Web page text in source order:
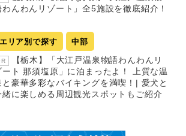
わんわんリゾート」全5施設を徹底紹介！
エリア別で探す 中部
【栃木】「大江戸温泉物語わんわんリ
ート 那須塩原」に泊まったよ！ 上質な温
と豪華多彩なバイキングを満喫！| 愛犬と
緒に楽しめる周辺観光スポットもご紹介